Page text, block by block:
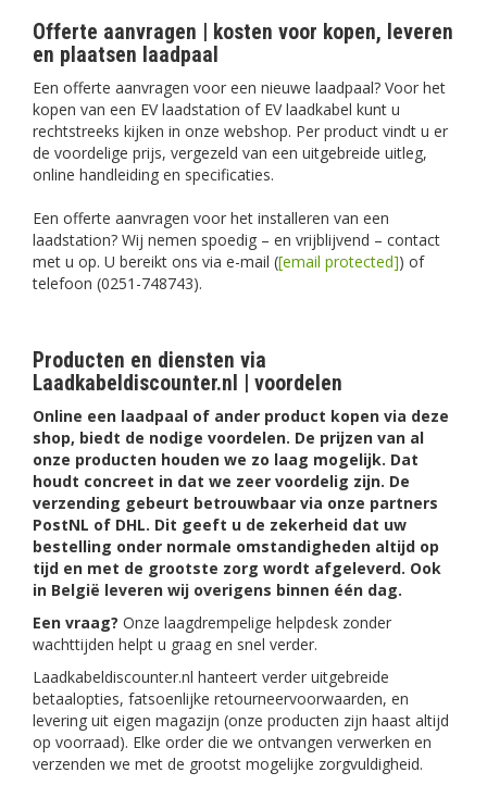
Offerte aanvragen | kosten voor kopen, leveren
en plaatsen laadpaal
Een offerte aanvragen voor een nieuwe laadpaal? Voor het
kopen van een EV laadstation of EV laadkabel kunt u
rechtstreeks kijken in onze webshop. Per product vindt u er
de voordelige prijs, vergezeld van een uitgebreide uitleg,
online handleiding en specificaties.
Een offerte aanvragen voor het installeren van een
laadstation? Wij nemen spoedig – en vrijblijvend – contact
met u op. U bereikt ons via e-mail ([email protected]) of
telefoon (0251-748743).
Producten en diensten via
Laadkabeldiscounter.nl | voordelen
Online een laadpaal of ander product kopen via deze
shop, biedt de nodige voordelen. De prijzen van al
onze producten houden we zo laag mogelijk. Dat
houdt concreet in dat we zeer voordelig zijn. De
verzending gebeurt betrouwbaar via onze partners
PostNL of DHL. Dit geeft u de zekerheid dat uw
bestelling onder normale omstandigheden altijd op
tijd en met de grootste zorg wordt afgeleverd. Ook
in België leveren wij overigens binnen één dag.
Een vraag? Onze laagdrempelige helpdesk zonder
wachttijden helpt u graag en snel verder.
Laadkabeldiscounter.nl hanteert verder uitgebreide
betaalopties, fatsoenlijke retourneervoorwaarden, en
levering uit eigen magazijn (onze producten zijn haast altijd
op voorraad). Elke order die we ontvangen verwerken en
verzenden we met de grootst mogelijke zorgvuldigheid.